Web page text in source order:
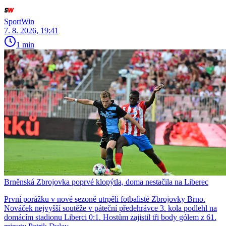
SportWin
7. 8. 2026, 19:41
1 min
Brněnská Zbrojovka poprvé klopýtla, doma nestačila na Liberec
První porážku v nové sezoně utrpěli fotbalisté Zbrojovky Brno.
Nováček nejvyšší soutěže v páteční předehrávce 3. kola podlehl na
domácím stadionu Liberci 0:1. Hostům zajistil tři body gólem z 61.